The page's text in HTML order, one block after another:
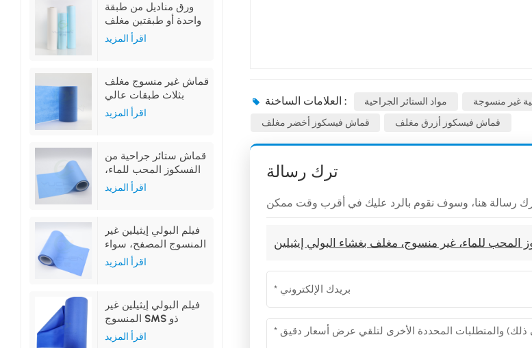
ورق مناديل من طبقة
واحدة أو طبقتين مغلف
بغشاء من البولي إيثيلين
اقرأ المزيد
قماش غير منسوج مغلف
بثلاث طبقات عالي
الامتصاص
اقرأ المزيد
قماش ستائر جراحية من
الفسكوز المحب للماء،
غير منسوج، مغلف بغشاء
البولي إيثيلين
اقرأ المزيد
فيلم البولي إيثيلين غير
المنسوج المصفح، سواء
كان محبًا للماء أو طاردًا
للماء، مصنوع من البولي
البولي بروبيلين المقاوم
للماء
اقرأ المزيد
فيلم البولي إيثيلين غير
المنسوج SMS ذو
التغليف الكامل أو
اقرأ المزيد
العلامات الساخنة : مواد الستائر الجراحية غير منسوجة
قماش فيسكوز أخضر مغلف
قماش فيسكوز أزرق مغلف
ترك رسالة
للماء، غير منسوج، مغلف بغشاء البولي إيثيلين